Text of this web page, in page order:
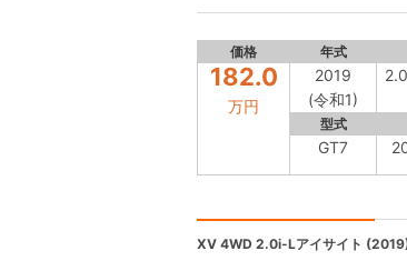
価格 年式
182.0
万円
2019
(令和1)
型式
GT7
XV 4WD 2.0i-Lアイサイト